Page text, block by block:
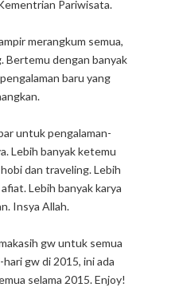
Pariwisata.
merangkum semua,
Bertemu dengan banyak
baru yang
untuk pengalaman-
Lebih banyak ketemu
dan traveling. Lebih
Lebih banyak karya
Insya Allah.
gw untuk semua
gw di 2015, ini ada
selama 2015. Enjoy!